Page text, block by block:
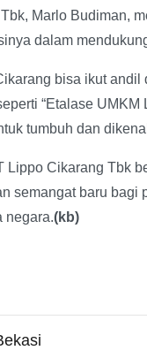
Marlo Budiman,
dalam
bisa ikut
“Etalase
tumbuh dan
Cikarang Tbk
semangat baru bagi
negara.(kb)